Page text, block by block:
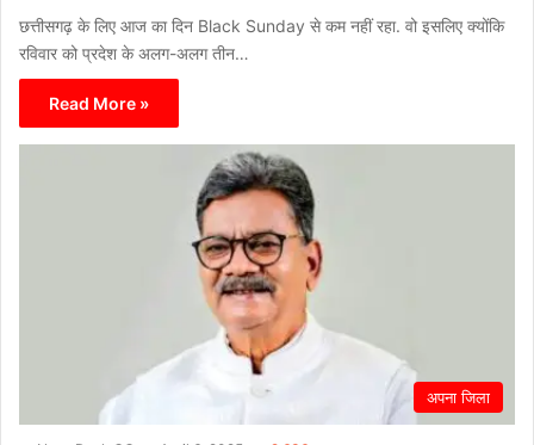
छत्तीसगढ़ के लिए आज का दिन Black Sunday से कम नहीं रहा. वो इसलिए क्योंकि
रविवार को प्रदेश के अलग-अलग तीन…
Read More »
अपना जिला